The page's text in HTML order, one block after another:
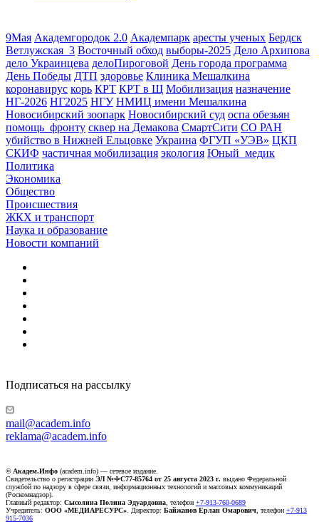
9Мая Академгородок 2.0 Академпарк аресты ученых Бердск
Ветлужская_3 Восточный обход выборы-2025 Дело Архипова
дело Украинцева делоПироговой День города программа
День Победы ДТП здоровье Клиника Мешалкина
коронавирус корь КРТ КРТ в Щ Мобилизация назначение
НГ-2026 НГ2025 НГУ НМИЦ имени Мешалкина
Новосибирский зоопарк Новосибирский суд оспа обезьян
помощь_фронту сквер на Демакова СмартСити СО РАН
убийство в Нижней Ельцовке Украина ФГУП «УЭВ» ЦКП
СКИФ частичная мобилизация экология Юный_медик
Политика
Экономика
Общество
Происшествия
ЖКХ и транспорт
Наука и образование
Новости компаний
Подписаться на рассылку
mail@academ.info
reklama@academ.info
© Академ.Инфо (academ.info) — сетевое издание.
Свидетельство о регистрации ЭЛ №ФС77-85764 от 25 августа 2023 г. выдано Федеральной
службой по надзору в сфере связи, информационных технологий и массовых коммуникаций
(Роскомнадзор).
Главный редактор: Сысолина Полина Эдуардовна , телефон +7-913-760-0689
Учредитель: ООО «МЕДИАРЕСУРС» . Директор: Байжанов Ерлан Омарович , телефон +7-913
915-7036